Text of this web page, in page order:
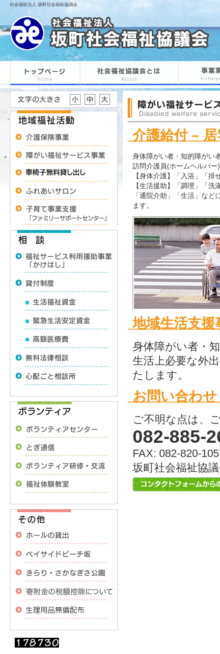
社会福祉法人 坂町社会福祉協議会
介護給付 –
身体障がい者・知的障がい
訪問介護員(ホームヘルパ
【身体介護】「入浴」「排
【生活援助】「調理」「
「通院介助」「生活」な
ます。
地域生活支援
身体障がい者・
生活上必要な外
たします。
お問い合わせ
ご不明な点は、
082-885-
FAX: 082-820-
坂町社会福祉協